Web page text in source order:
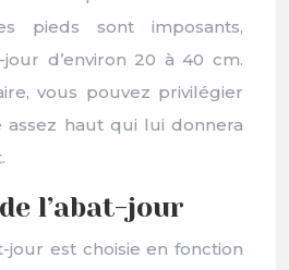
pieds sont imposants,
d’environ 20 à 40 cm.
vous pouvez privilégier
haut qui lui donnera
l’abat-jour
jour est choisie en fonction